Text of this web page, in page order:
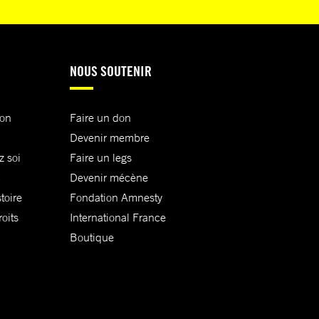
soi
NOUS SOUTENIR
Faire un don
Devenir membre
Faire un legs
Devenir mécène
Fondation Amnesty
International France
Boutique